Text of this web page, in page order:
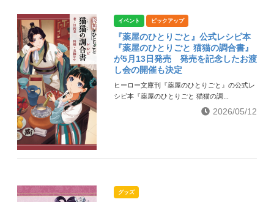
イベント ピックアップ
『薬屋のひとりごと』公式レシピ本
『薬屋のひとりごと 猫猫の調合書』
が5月13日発売 発売を記念したお渡
し会の開催も決定
ヒーロー文庫刊『薬屋のひとりごと』の公式レ
シピ本『薬屋のひとりごと 猫猫の調...
2026/05/12
グッズ